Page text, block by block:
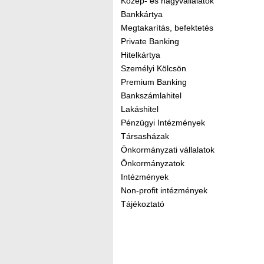
Bankkártya
Megtakarítás, befektetés
Private Banking
Hitelkártya
Személyi Kölcsön
Premium Banking
Bankszámlahitel
Lakáshitel
Pénzügyi Intézmények
Társasházak
Önkormányzati vállalatok
Önkormányzatok
Intézmények
Non-profit intézmények
Tájékoztató